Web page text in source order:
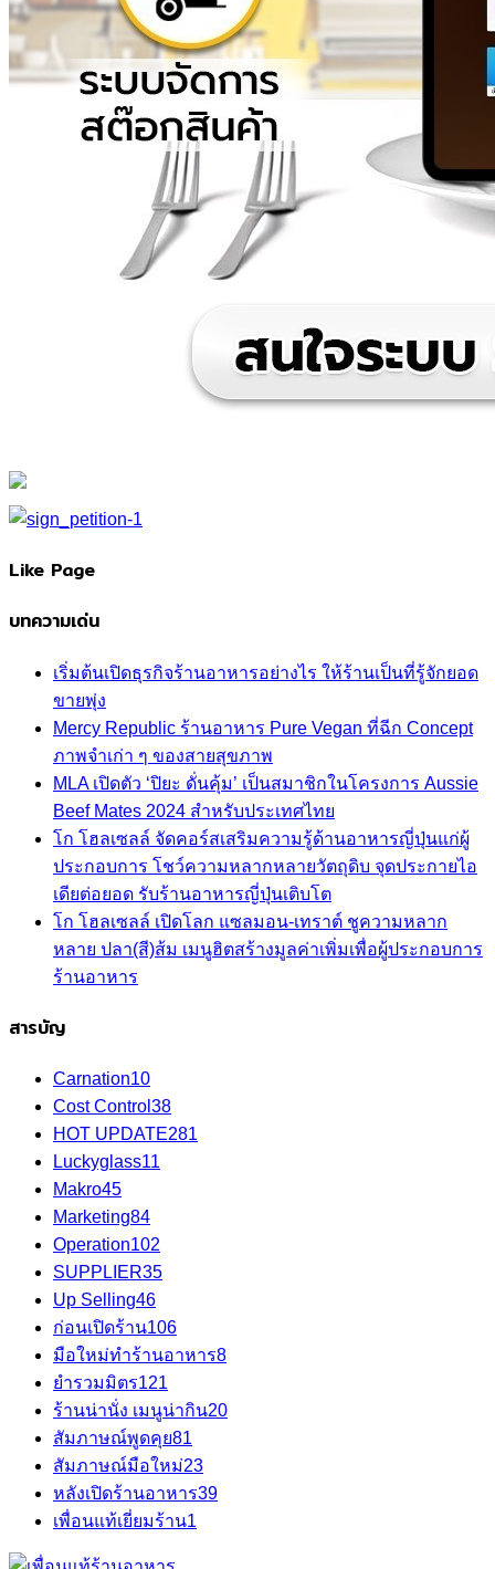
Like Page
บทความเด่น
เริ่มต้นเปิดธุรกิจร้านอาหารอย่างไร ให้ร้านเป็นที่รู้จักยอด
ขายพุ่ง
Mercy Republic ร้านอาหาร Pure Vegan ที่ฉีก Concept
ภาพจำเก่า ๆ ของสายสุขภาพ
MLA เปิดตัว ‘ปิยะ ดั่นคุ้ม’ เป็นสมาชิกในโครงการ Aussie
Beef Mates 2024 สำหรับประเทศไทย
โก โฮลเซลล์ จัดคอร์สเสริมความรู้ด้านอาหารญี่ปุ่นแก่ผู้
ประกอบการ โชว์ความหลากหลายวัตถุดิบ จุดประกายไอ
เดียต่อยอด รับร้านอาหารญี่ปุ่นเติบโต
โก โฮลเซลล์ เปิดโลก แซลมอน-เทราต์ ชูความหลาก
หลาย ปลา(สี)ส้ม เมนูฮิตสร้างมูลค่าเพิ่มเพื่อผู้ประกอบการ
ร้านอาหาร
สารบัญ
Carnation10
Cost Control 38
HOT UPDATE281
Luckyglass11
Makro45
Marketing84
Operation102
SUPPLIER35
Up Selling46
ก่อนเปิดร้าน106
มือใหม่ทำร้านอาหาร8
ยำรวมมิตร121
ร้านน่านั่ง เมนูน่ากิน20
สัมภาษณ์พูดคุย81
สัมภาษณ์มือใหม่23
หลังเปิดร้านอาหาร39
เพื่อนแท้เยี่ยมร้าน1